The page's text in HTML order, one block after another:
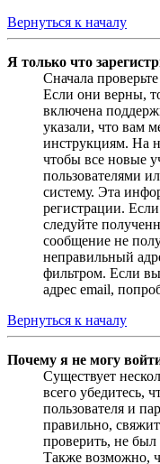
Вернуться к началу
Я только что
Сначала
Если они верны,
включена
указали, что вам
инструкциям. На
чтобы все новые
пользователями
систему. Эта
регистрации.
следуйте
сообщение не
неправильный
фильтром. Если
адрес email,
Вернуться к началу
Почему я не могу
Существует
всего убедитесь,
пользователя и
правильно,
проверить, не
Также возможно,